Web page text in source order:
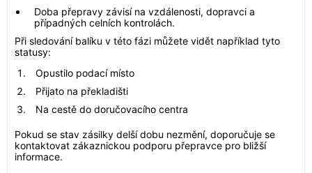
Doba přepravy závisí na vzdálenosti, dopravci a
případných celních kontrolách.
Při sledování balíku v této fázi můžete vidět například tyto
statusy:
Opustilo podací místo
Přijato na překladišti
Na cestě do doručovacího centra
Pokud se stav zásilky delší dobu nezmění, doporučuje se
kontaktovat zákaznickou podporu přepravce pro bližší
informace.